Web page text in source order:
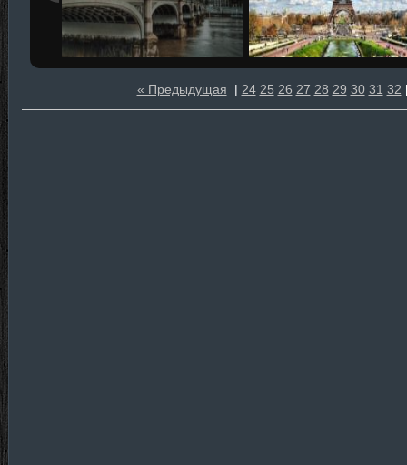
« Предыдущая | 24 25 26 27 28 29 30 31 32